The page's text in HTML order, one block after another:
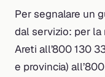
Per segnalare un
dal servizio: per la
Areti all’800 130
e provincia)